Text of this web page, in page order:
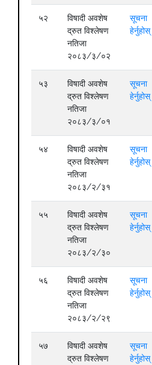
५२
विषादी अवशेष
द्रुत विश्लेषण
नतिजा
२०८३/३/०२
सूचना
हेर्नुहोस्
५३
विषादी अवशेष
द्रुत विश्लेषण
नतिजा
२०८३/३/०१
सूचना
हेर्नुहोस्
५४
विषादी अवशेष
द्रुत विश्लेषण
नतिजा
२०८३/२/३१
सूचना
हेर्नुहोस्
५५
विषादी अवशेष
द्रुत विश्लेषण
नतिजा
२०८३/२/३०
सूचना
हेर्नुहोस्
५६
विषादी अवशेष
द्रुत विश्लेषण
नतिजा
२०८३/२/२९
सूचना
हेर्नुहोस्
५७
विषादी अवशेष
द्रुत विश्लेषण
सूचना
हेर्नुहोस्